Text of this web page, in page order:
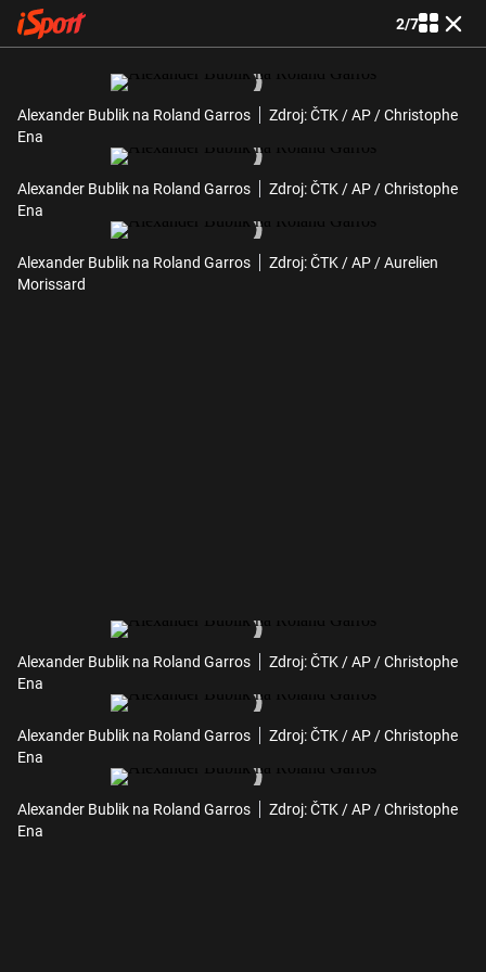
2/7
Alexander Bublik na Roland Garros
Zdroj: ČTK / AP / Christophe
Ena
Alexander Bublik na Roland Garros
Zdroj: ČTK / AP / Christophe
Ena
Alexander Bublik na Roland Garros
Zdroj: ČTK / AP / Aurelien
Morissard
Alexander Bublik na Roland Garros
Zdroj: ČTK / AP / Christophe
Ena
Alexander Bublik na Roland Garros
Zdroj: ČTK / AP / Christophe
Ena
Alexander Bublik na Roland Garros
Zdroj: ČTK / AP / Christophe
Ena